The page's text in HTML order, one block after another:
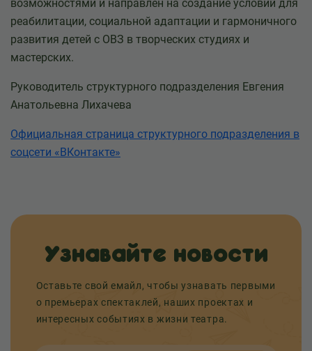
возможностями и направлен на создание условий для
реабилитации, социальной адаптации и гармоничного
развития детей с ОВЗ в творческих студиях и
мастерских.
Руководитель структурного подразделения Евгения
Анатольевна Лихачева
Официальная страница структурного подразделения в
соцсети «ВКонтакте»
Узнавайте новости
Оставьте свой емайл, чтобы узнавать первыми
о премьерах спектаклей, наших проектах и
интересных событиях в жизни театра.